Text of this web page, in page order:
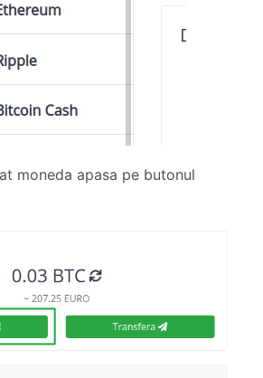
moneda apasa pe butonul